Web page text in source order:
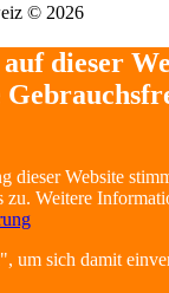
© 2026
dieser
dieser Website
Weitere
um sich damit